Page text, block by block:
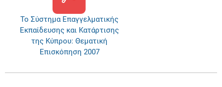
Το Σύστημα Επαγγελματικής
Εκπαίδευσης και Κατάρτισης
της Κύπρου: Θεματική
Επισκόπηση 2007